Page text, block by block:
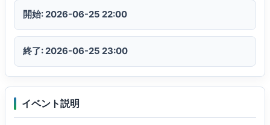
開始: 2026-06-25 22:00
終了: 2026-06-25 23:00
イベント説明